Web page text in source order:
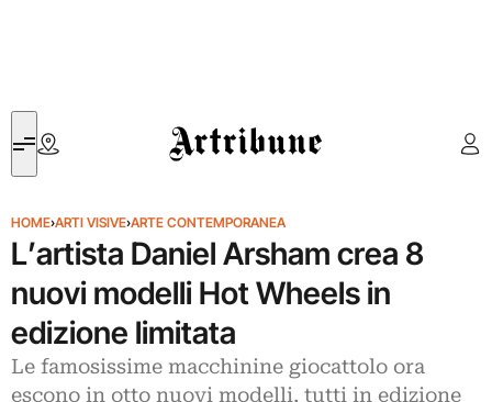
Artribune
HOME›ARTI VISIVE›ARTE CONTEMPORANEA
L’artista Daniel Arsham crea 8
nuovi modelli Hot Wheels in
edizione limitata
Le famosissime macchinine giocattolo ora
escono in otto nuovi modelli, tutti in edizione